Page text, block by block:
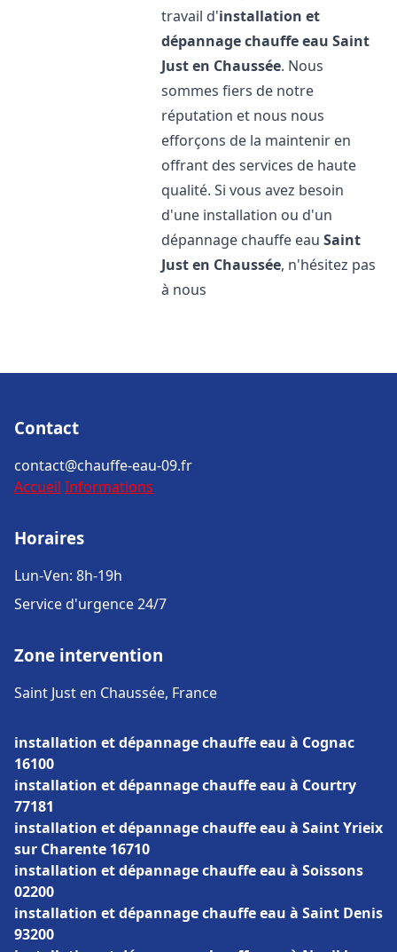
travail d'installation et
dépannage chauffe eau Saint
Just en Chaussée. Nous
sommes fiers de notre
réputation et nous nous
efforçons de la maintenir en
offrant des services de haute
qualité. Si vous avez besoin
d'une installation ou d'un
dépannage chauffe eauSaint
Just en Chaussée, n'hésitez pas
à nous
Contact
contact@chauffe-eau-09.fr
Accueil Informations
Horaires
Lun-Ven: 8h-19h
Service d'urgence 24/7
Zone intervention
Saint Just en Chaussée, France
installation et dépannage chauffe eau à Cognac
16100
installation et dépannage chauffe eau à Courtry
77181
installation et dépannage chauffe eau à Saint Yrieix
sur Charente 16710
installation et dépannage chauffe eau à Soissons
02200
installation et dépannage chauffe eau à Saint Denis
93200